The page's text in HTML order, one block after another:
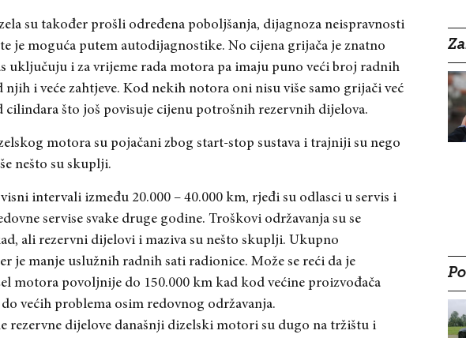
su također prošli određena poboljšanja, dijagnoza neispravnosti
je moguća putem autodijagnostike. No cijena grijača je znatno
uključuju i za vrijeme rada motora pa imaju puno veći broj radnih
njih i veće zahtjeve. Kod nekih notora oni nisu više samo grijači već
cilindara što još povisuje cijenu potrošnih rezervnih dijelova.
motora su pojačani zbog start-stop sustava i trajniji su nego
nešto su skuplji.
intervali između 20.000 – 40.000 km, rjeđi su odlasci u servis i
servise svake druge godine. Troškovi održavanja su se
ali rezervni dijelovi i maziva su nešto skuplji. Ukupno
je manje uslužnih radnih sati radionice. Može se reći da je
motora povoljnije do 150.000 km kad kod većine proizvođača
većih problema osim redovnog održavanja.
rezervne dijelove današnji dizelski motori su dugo na tržištu i